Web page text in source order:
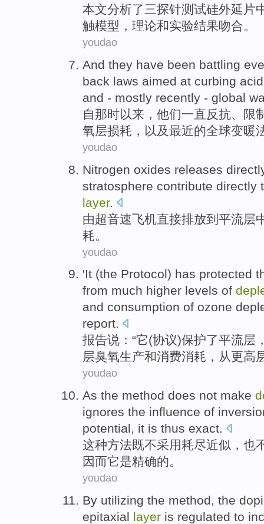
本文分析了三探针测试硅外延 片
触模型 ， 理论和实验结果吻合。
youdao
And they have been battling
back laws aimed at curbing
and - mostly recently - global
自那时以来， 他们一直反抗、 限
氧层损耗 ， 以及最近的全球变暖
youdao
Nitrogen oxides releases
stratosphere contribute directly
layer.
由超音速飞机直接排放到 平流层
耗 。
youdao
'It (the Protocol) has protected
from much higher levels of
and consumption of ozone
report.
报告说：“它(协议)保护了平流层
层臭氧生产和消费消耗 ， 从更高
youdao
As the method does not make
ignores the influence of
potential, it is thus exact.
这种方法既不采用耗尽近似 ， 也
因而它是精确的。
youdao
By utilizing the method, the
epitaxial layer is regulated to